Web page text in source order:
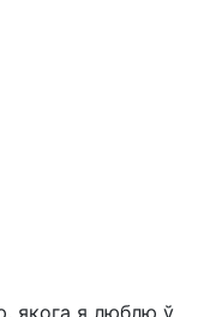
Каталіцкага
якога я люблю ў